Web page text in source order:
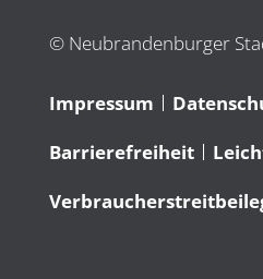
© Neubrandenburger
Impressum
Barrierefreiheit